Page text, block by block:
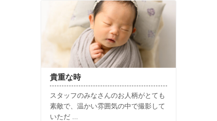
貴重な時
スタッフのみなさんのお人柄がとても
素敵で、温かい雰囲気の中で撮影して
いただ ...